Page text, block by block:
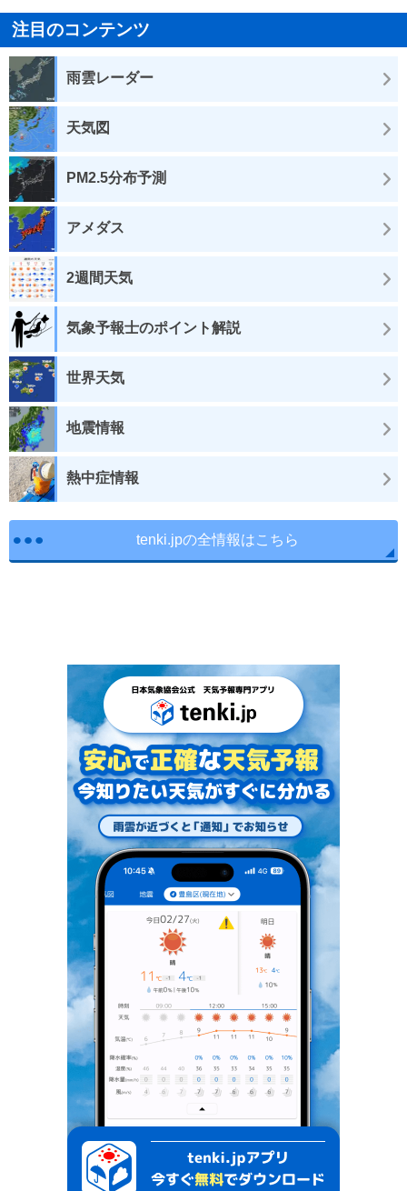
注目のコンテンツ
雨雲レーダー
天気図
PM2.5分布予測
アメダス
2週間天気
気象予報士のポイント解説
世界天気
地震情報
熱中症情報
tenki.jpの全情報はこちら